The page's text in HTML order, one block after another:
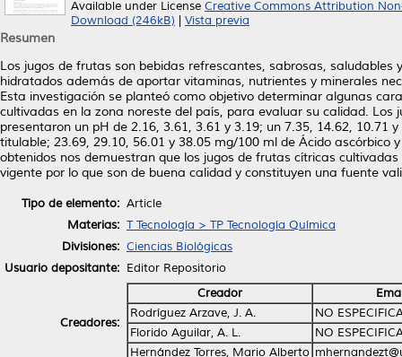
Available under License Creative Commons Attribution
Download (246kB)
Vista previa
Resumen
Los jugos de frutas son bebidas refrescantes, sabrosas,
hidratados además de aportar vitaminas, nutrientes y minerales
Esta investigación se planteó como objetivo determinar algunas
cultivadas en la zona noreste del país, para evaluar su calidad.
presentaron un pH de 2.16, 3.61, 3.61 y 3.19; un 7.35, 14.62, 10.71
titulable; 23.69, 29.10, 56.01 y 38.05 mg/100 ml de Ácido ascórbico
obtenidos nos demuestran que los jugos de frutas cítricas
vigente por lo que son de buena calidad y constituyen una fuente
Tipo de elemento: Article
Materias: T Tecnología > TP Tecnología Química
Divisiones: Ciencias Biológicas
Usuario depositante: Editor Repositorio
Creadores:
Creador
Rodríguez Arzave, J. A.
NO
Florido Aguilar, A. L.
NO
Hernández Torres, Mario Alberto